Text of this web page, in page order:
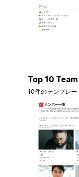
Top 10
10件のテンプレー